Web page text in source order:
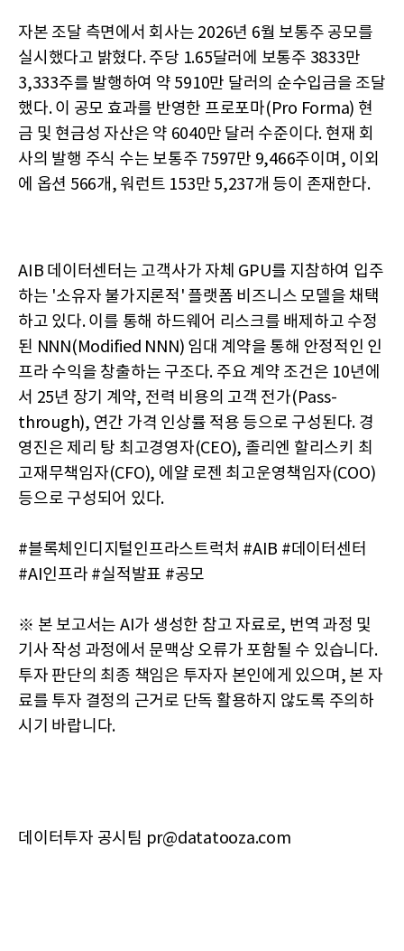
자본 조달 측면에서 회사는 2026년 6월 보통주 공모를
실시했다고 밝혔다. 주당 1.65달러에 보통주 3833만
3,333주를 발행하여 약 5910만 달러의 순수입금을 조달
했다. 이 공모 효과를 반영한 프로포마(Pro Forma) 현
금 및 현금성 자산은 약 6040만 달러 수준이다. 현재 회
사의 발행 주식 수는 보통주 7597만 9,466주이며, 이외
에 옵션 566개, 워런트 153만 5,237개 등이 존재한다.
AIB 데이터센터는 고객사가 자체 GPU를 지참하여 입주
하는 '소유자 불가지론적' 플랫폼 비즈니스 모델을 채택
하고 있다. 이를 통해 하드웨어 리스크를 배제하고 수정
된 NNN(Modified NNN) 임대 계약을 통해 안정적인 인
프라 수익을 창출하는 구조다. 주요 계약 조건은 10년에
서 25년 장기 계약, 전력 비용의 고객 전가(Pass-
through), 연간 가격 인상률 적용 등으로 구성된다. 경
영진은 제리 탕 최고경영자(CEO), 졸리엔 할리스키 최
고재무책임자(CFO), 에얄 로젠 최고운영책임자(COO)
등으로 구성되어 있다.
#블록체인디지털인프라스트럭처 #AIB #데이터센터
#AI인프라 #실적발표 #공모
※ 본 보고서는 AI가 생성한 참고 자료로, 번역 과정 및
기사 작성 과정에서 문맥상 오류가 포함될 수 있습니다.
투자 판단의 최종 책임은 투자자 본인에게 있으며, 본 자
료를 투자 결정의 근거로 단독 활용하지 않도록 주의하
시기 바랍니다.
데이터투자 공시팀 pr@datatooza.com